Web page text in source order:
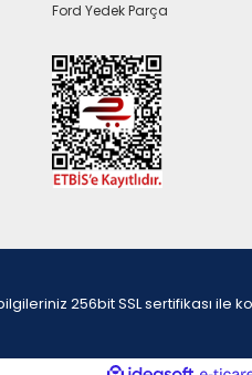
Ford Yedek Parça
256bit SSL sertifikası ile